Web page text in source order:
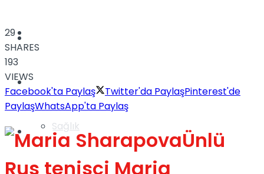
Sağlık
Türkiye
Müzik
29
SHARES
193
VIEWS
Facebook'ta Paylaş
Twitter'da PaylaşPinterest'de
PaylaşWhatsApp'ta Paylaş
Ünlü
Rus tenisçi Maria